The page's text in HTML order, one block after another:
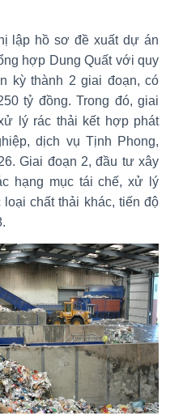
lập hồ sơ đề xuất dự án
hợp Dung Quất với quy
kỳ thành 2 giai đoạn, có
tỷ đồng. Trong đó, giai
lý rác thải kết hợp phát
dịch vụ Tịnh Phong,
Giai đoạn 2, đầu tư xây
hạng mục tái chế, xử lý
chất thải khác, tiến độ